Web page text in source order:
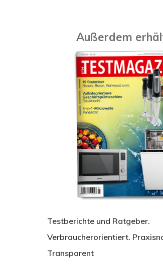
Außerdem
Testberichte und Ratgeber.
Verbraucherorientiert.
Transparent